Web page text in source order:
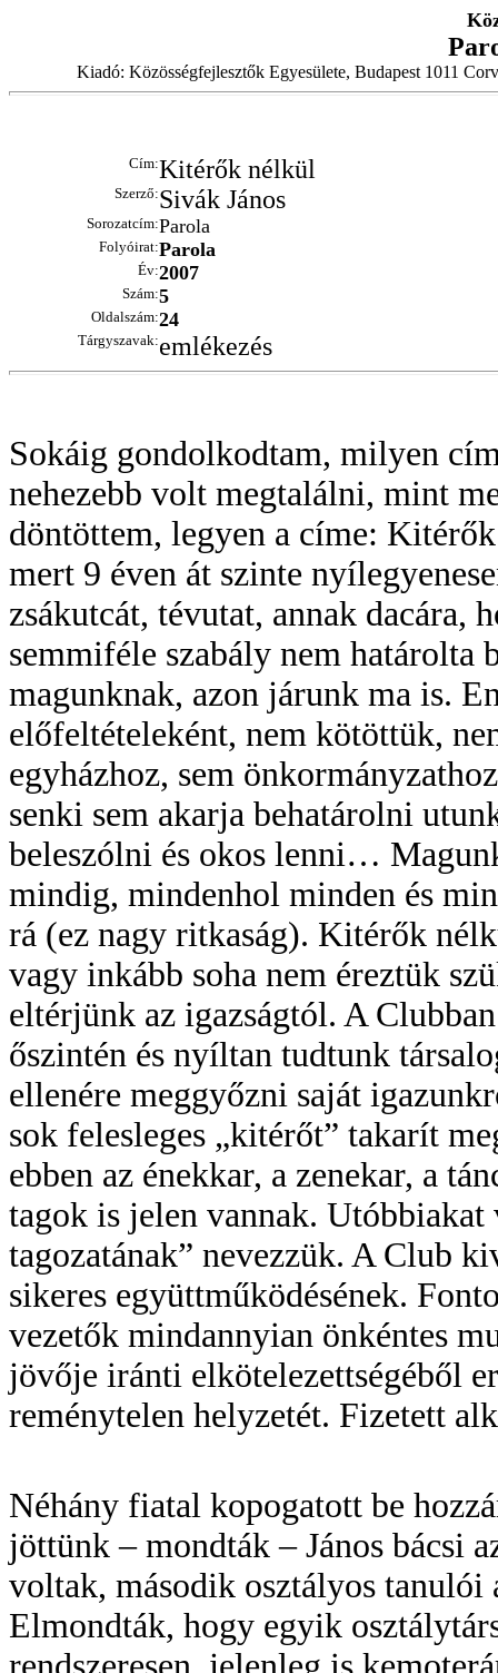
Kiadó: Közösségfejlesztők Egyesülete, Budapest 1011
Cím:Kitérők nélkül
Szerző:Sivák János
Sorozatcím:Parola
Folyóirat:Parola
Év:2007
Szám:5
Oldalszám:24
Tárgyszavak:emlékezés
Sokáig gondolkodtam, milyen
nehezebb volt megtalálni, mint
döntöttem, legyen a címe:
mert 9 éven át szinte
zsákutcát, tévutat, annak
semmiféle szabály nem határolta
magunknak, azon járunk ma is.
előfeltételeként, nem kötöttük,
egyházhoz, sem
senki sem akarja behatárolni
beleszólni és okos lenni…
mindig, mindenhol minden és
rá (ez nagy ritkaság). Kitérők
vagy inkább soha nem éreztük
eltérjünk az igazságtól. A
őszintén és nyíltan tudtunk
ellenére meggyőzni saját
sok felesleges „kitérőt” takarít
ebben az énekkar, a zenekar, a
tagok is jelen vannak.
tagozatának” nevezzük. A Club
sikeres együttműködésének.
vezetők mindannyian önkéntes
jövője iránti elkötelezettségéből
reménytelen helyzetét. Fizetett
Néhány fiatal kopogatott be
jöttünk – mondták – János bácsi
voltak, második osztályos
Elmondták, hogy egyik